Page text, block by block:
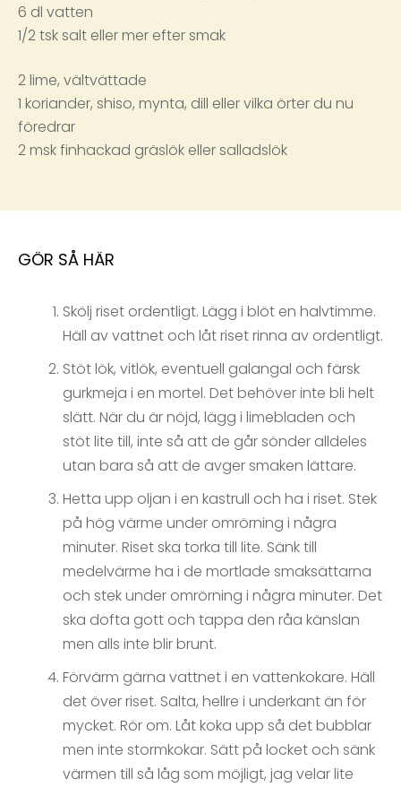
6 dl vatten
1/2 tsk salt eller mer efter smak
2 lime, vältvättade
1 koriander, shiso, mynta, dill eller vilka örter du nu
föredrar
2 msk finhackad gräslök eller salladslök
GÖR SÅ HÄR
Skölj riset ordentligt. Lägg i blöt en halvtimme.
Häll av vattnet och låt riset rinna av ordentligt.
Stöt lök, vitlök, eventuell galangal och färsk
gurkmeja i en mortel. Det behöver inte bli helt
slätt. När du är nöjd, lägg i limebladen och
stöt lite till, inte så att de går sönder alldeles
utan bara så att de avger smaken lättare.
Hetta upp oljan i en kastrull och ha i riset. Stek
på hög värme under omrörning i några
minuter. Riset ska torka till lite. Sänk till
medelvärme ha i de mortlade smaksättarna
och stek under omrörning i några minuter. Det
ska dofta gott och tappa den råa känslan
men alls inte blir brunt.
Förvärm gärna vattnet i en vattenkokare. Häll
det över riset. Salta, hellre i underkant än för
mycket. Rör om. Låt koka upp så det bubblar
men inte stormkokar. Sätt på locket och sänk
värmen till så låg som möjligt, jag velar lite